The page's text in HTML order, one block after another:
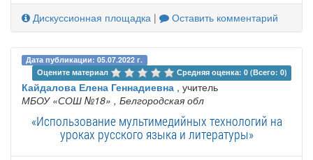
Дискуссионная площадка | Оставить комментарий
Дата публикации: 05.07.2022 г.
Оцените материал
Средняя оценка: 0 (Всего: 0)
Кайдалова Елена Геннадиевна , учитель
МБОУ «СОШ №18» , Белгородская обл
«Использование мультимедийных технологий на
уроках русского языка и литературы»